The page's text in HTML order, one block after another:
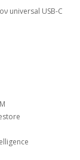
universal USB-C